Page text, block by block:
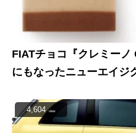
FIATチョコ『クレミー
にもなったニューエイジ
4,604 view